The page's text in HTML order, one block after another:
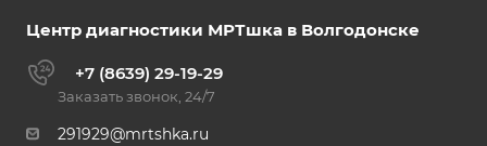
Центр диагностики МРТшка в Волгодонске
+7 (8639) 29-19-29
Заказать звонок, 24/7
291929@mrtshka.ru